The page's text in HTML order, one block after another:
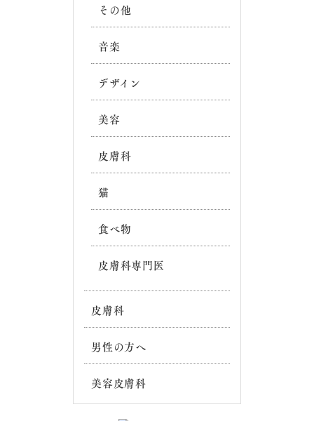
その他
音楽
デザイン
美容
皮膚科
猫
食べ物
皮膚科専門医
皮膚科
男性の方へ
美容皮膚科